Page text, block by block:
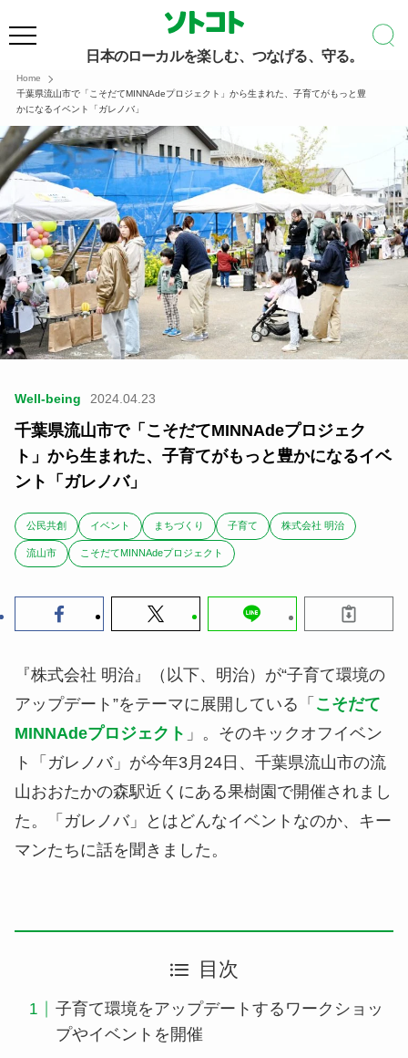
日本のローカルを楽しむ、つなげる、守る。
Home
千葉県流山市で「こそだてMINNAdeプロジェクト」から生まれた、子育てがもっと豊
かになるイベント「ガレノバ」
Well-being 2024.04.23
千葉県流山市で「こそだてMINNAdeプロジェク
ト」から生まれた、子育てがもっと豊かになるイベ
ント「ガレノバ」
公民共創 イベント まちづくり 子育て 株式会社 明治
流山市 こそだてMINNAdeプロジェクト
『株式会社 明治』（以下、明治）が“子育て環境の
アップデート”をテーマに展開している「 こそだて
MINNAdeプロジェクト 」。そのキックオフイベン
ト「ガレノバ」が今年3月24日、千葉県流山市の流
山おおたかの森駅近くにある果樹園で開催されまし
た。「ガレノバ」とはどんなイベントなのか、キー
マンたちに話を聞きました。
目次
子育て環境をアップデートするワークショッ
プやイベントを開催